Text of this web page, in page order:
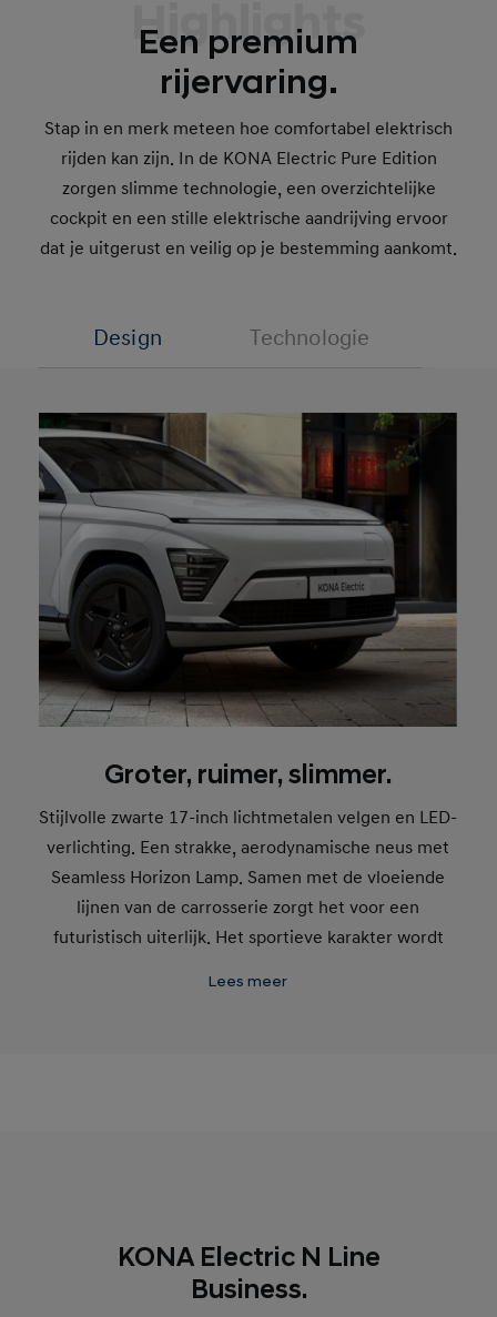
Highlights
Een premium
rijervaring.
Stap in en merk meteen hoe comfortabel elektrisch
rijden kan zijn. In de KONA Electric Pure Edition
zorgen slimme technologie, een overzichtelijke
cockpit en een stille elektrische aandrijving ervoor
dat je uitgerust en veilig op je bestemming aankomt.
Design Technologie
Groter, ruimer, slimmer.
Stijlvolle zwarte 17-inch lichtmetalen velgen en LED-
verlichting. Een strakke, aerodynamische neus met
Seamless Horizon Lamp. Samen met de vloeiende
lijnen van de carrosserie zorgt het voor een
futuristisch uiterlijk. Het sportieve karakter wordt
Lees meer
KONA Electric N Line
Business.